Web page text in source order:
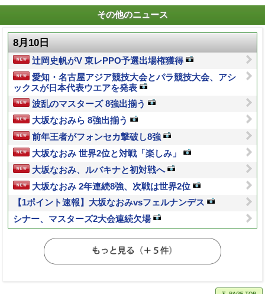
その他のニュース
8月10日
辻岡史帆がV 東レPPO予選出場権獲得
愛知・名古屋アジア競技大会とパラ競技大会、アシ
ックスが日本代表ウエアを発表
波乱のマスターズ 8強出揃う
大坂なおみら 8強出揃う
前年王者がフォンセカ撃破し8強
大坂なおみ 世界2位と対戦「楽しみ」
大坂なおみ、ルバキナと初対戦へ
大坂なおみ 2年連続8強、次戦は世界2位
【1ポイント速報】大坂なおみvsフェルナンデス
シナー、マスターズ2大会連続欠場